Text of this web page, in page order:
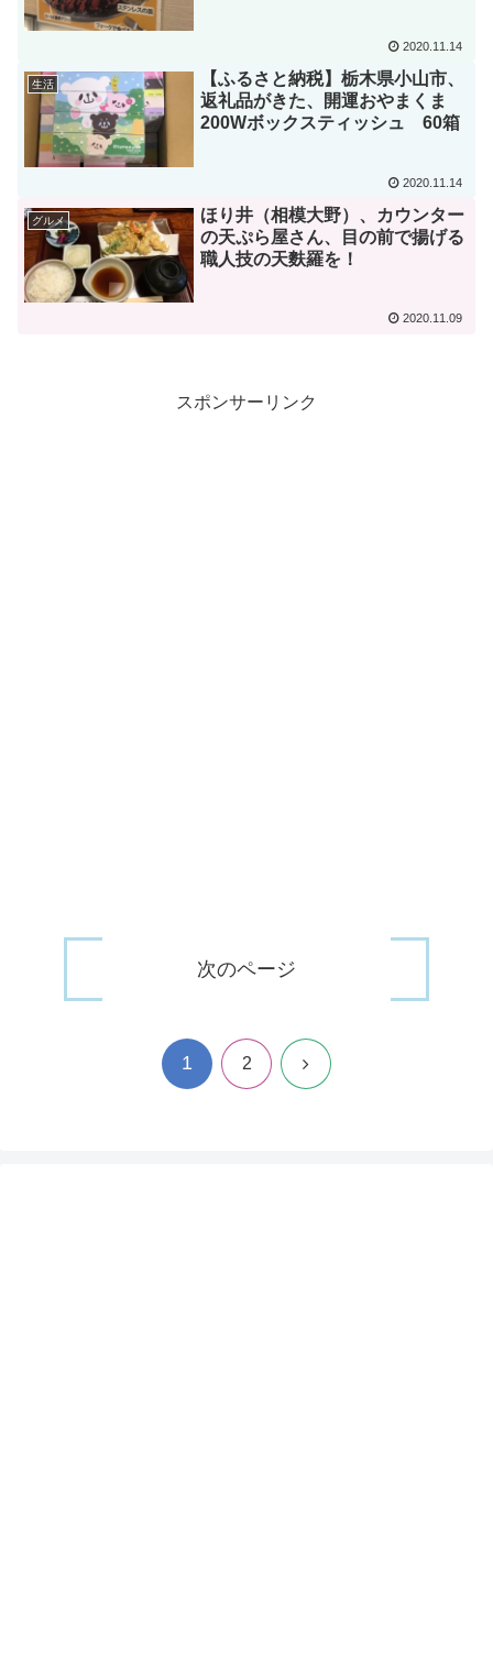
2020.11.14
生活
【ふるさと納税】栃木県小山市、
返礼品がきた、開運おやまくま
200Wボックスティッシュ 60箱
2020.11.14
グルメ
ほり井（相模大野）、カウンター
の天ぷら屋さん、目の前で揚げる
職人技の天麩羅を！
2020.11.09
スポンサーリンク
次のページ
1 2 次